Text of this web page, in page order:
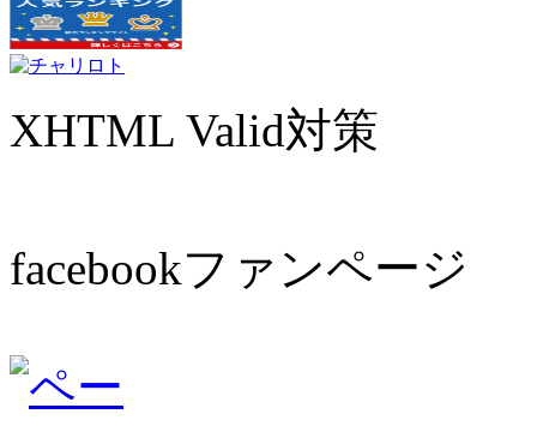
XHTML Valid対策
facebookファンページ